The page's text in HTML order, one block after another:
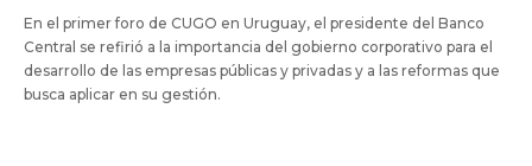
En el primer foro de CUGO en Uruguay, el presidente del Banco
Central se refirió a la importancia del gobierno corporativo para el
desarrollo de las empresas públicas y privadas y a las reformas que
busca aplicar en su gestión.